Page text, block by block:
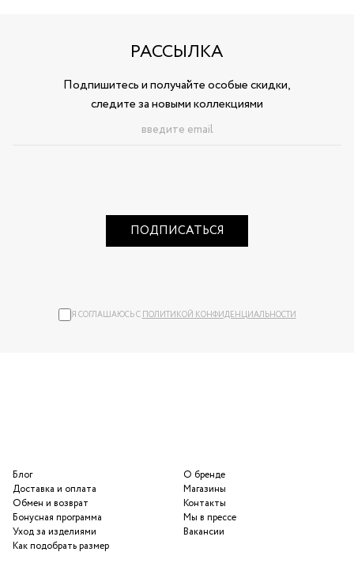
РАССЫЛКА
Подпишитесь и получайте особые скидки,
следите за новыми коллекциями
ПОДПИСАТЬСЯ
Я СОГЛАШАЮСЬ СПОЛИТИКОЙ КОНФИДЕНЦИАЛЬНОСТИ
О бренде
Магазины
Контакты
Мы в прессе
Вакансии
Блог
Доставка и оплата
Обмен и возврат
Бонусная программа
Уход за изделиями
Как подобрать размер